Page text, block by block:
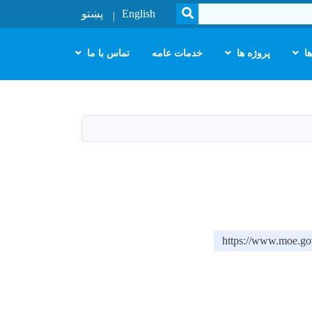
SEARCH
English پښتو
پروژه ها خدمات عامه تماس با ما
https://